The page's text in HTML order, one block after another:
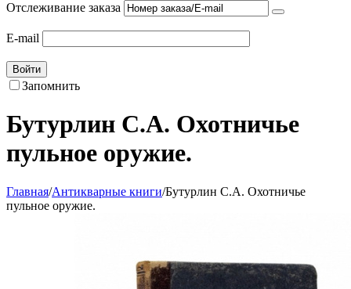
Отслеживание заказа
E-mail
Войти
Запомнить
Бутурлин С.А. Охотничье
пульное оружие.
Главная/Антикварные книги/Бутурлин С.А. Охотничье
пульное оружие.